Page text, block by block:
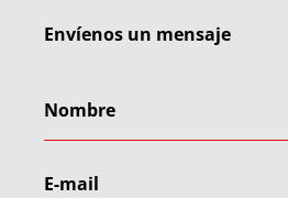
Envíenos un mensaje